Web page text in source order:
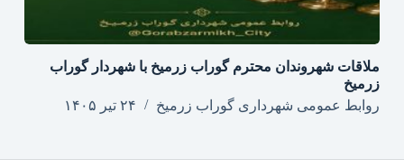
ملاقات شهروندان محترم گوراب زرمیخ با شهردار گوراب
زرمیخ
روابط عمومی شهرداری گوراب زرمیخ
۲۴ تیر ۱۴۰۵